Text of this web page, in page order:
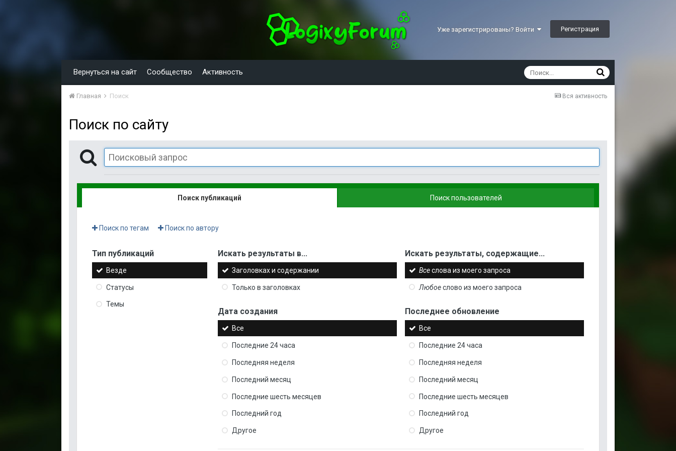
Уже зарегистрированы? Войти Регистрация
Вернуться на сайт Сообщество Активность
Вся активность
Главная Поиск
Поиск по сайту
Поиск публикаций Поиск пользователей
Поиск по тегам Поиск по автору
Тип публикаций
Везде
Статусы
Темы
Искать результаты в...
Заголовках и содержании
Только в заголовках
Искать результаты, содержащие...
Всеслова из моего запроса
Любоеслово из моего запроса
Дата создания
Все
Последние 24 часа
Последняя неделя
Последний месяц
Последние шесть месяцев
Последний год
Другое
Последнее обновление
Все
Последние 24 часа
Последняя неделя
Последний месяц
Последние шесть месяцев
Последний год
Другое